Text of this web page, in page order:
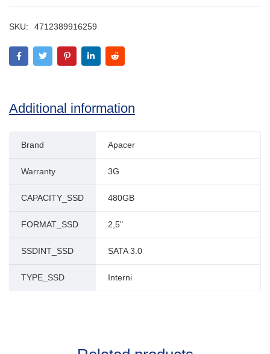
SKU: 4712389916259
Additional information
Brand Apacer
Warranty 3G
CAPACITY_SSD 480GB
FORMAT_SSD 2,5"
SSDINT_SSD SATA 3.0
TYPE_SSD Interni